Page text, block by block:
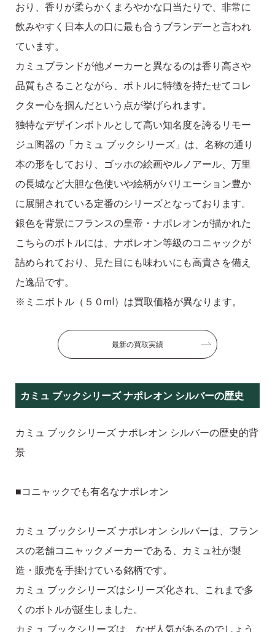
おり、香りが柔らかくまろやかな口当たりで、非常に
飲みやすく日本人の口に最も合うブランデーと言われ
ています。
カミュブランドが他メーカーと異なるのは香り高さや
品質もさることながら、ボトルに特徴を持たせてコレ
クター心を掴んだという点が挙げられます。
独特なデザインボトルとして高い知名度を誇るリモー
ジュ陶器の「カミュ ブックシリーズ」は、名称の通り
本の形をしており、ゴッホの絵画やルノアール、万里
の長城など大胆な色使いや絵柄がバリエーション豊か
に展開されている定番のシリーズとなっております。
銀色を背景にフランスの皇帝・ナポレオンが描かれた
こちらのボトルには、ナポレオン等級のコニャックが
詰められており、見た目にも味わいにも高貴さを備え
た逸品です。
※ミニボトル（５０ml）は買取価格が異なります。
最新の買取実績
カミュ ブックシリーズ ナポレオン シルバーの歴史
カミュ ブックシリーズ ナポレオン シルバーの歴史的背
景
■コニャックでも有名なナポレオン
カミュ ブックシリーズ ナポレオン シルバーは、フラン
スの老舗コニャックメーカーである、カミュ社が製
造・販売を手掛けている銘柄です。
カミュ ブックシリーズはシリーズ化され、これまで多
くのボトルが誕生しました。
カミュ ブックシリーズは、なぜ人気があるのでしょう